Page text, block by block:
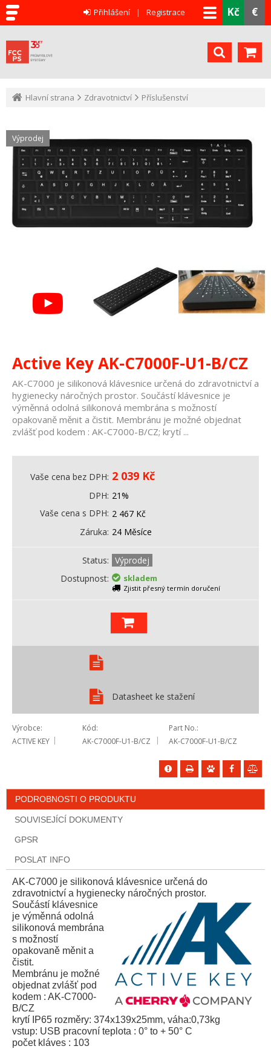
Kč €
Přihlášení Registrace
Hlavní strana Zdravotnictví Příslušenství
Výprodej
Active Key AK-C7000F-U1-B/CZ
AK-C7000 je silikonová klávesnice určená do zdravotnictví a
hygienecky náročných prostor. Součástí klávesnice je
výměnná odolná silikonová membrána s možností
opakovaně měnit a čistit. Membránu je možné objednat
zvlášť pod kodem : AK-C7000-B/CZ; krytí ...
Vaše cena bez DPH 2 039 Kč
DPH 21%
Vaše cena s DPH 2 467 Kč
Záruka 24 Měsíce
Status
Výprodej
Dostupnost
skladem
Zjistit přesný termín doručení
Datasheet ke stažení
Výrobce
ACTIVE KEY
Kód
AK-C7000F-U1-B/CZ
Part No.
AK-C7000F-U1-B/CZ
PODROBNOSTI O PRODUKTU
SOUVISEJÍCÍ DOKUMENTY
GPSR
POSLAT INFO
AK-C7000 je silikonová klávesnice určená do
zdravotnictví a hygienecky náročných prostor.
Součástí klávesnice
je výměnná odolná
silikonová membrána
s možností
opakovaně měnit a
čistit.
Membránu je možné
objednat zvlášť pod
kodem : AK-C7000-
B/CZ
krytí IP65 rozměry: 374x139x25mm, váha:0,73kg
vstup: USB pracovní teplota : 0° to + 50° C
počet kláves : 103